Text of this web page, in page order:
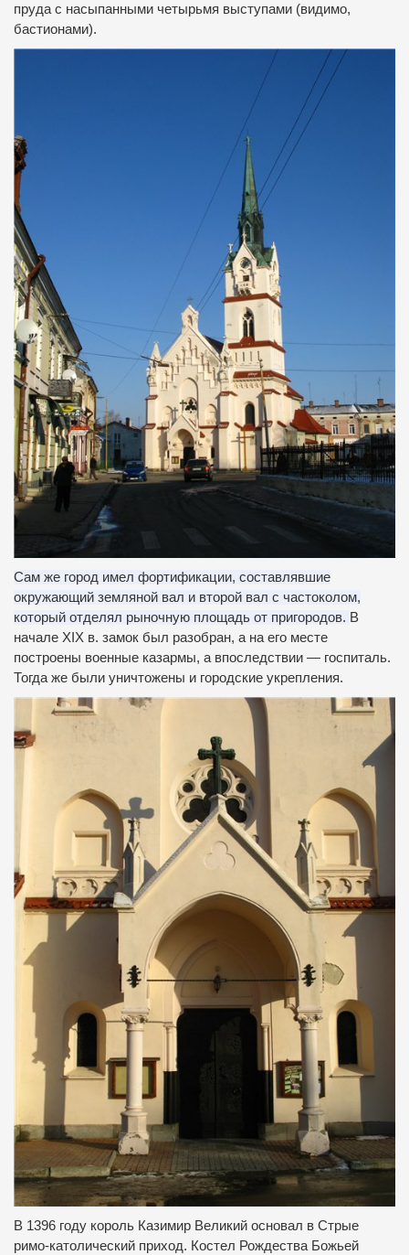
пруда с насыпанными четырьмя выступами (видимо,
бастионами).
Сам же город имел фортификации, составлявшие
окружающий земляной вал и второй вал с частоколом,
который отделял рыночную площадь от пригородов. В
начале XIX в. замок был разобран, а на его месте
построены военные казармы, а впоследствии — госпиталь.
Тогда же были уничтожены и городские укрепления.
В 1396 году король Казимир Великий основал в Стрые
римо-католический приход. Костел Рождества Божьей